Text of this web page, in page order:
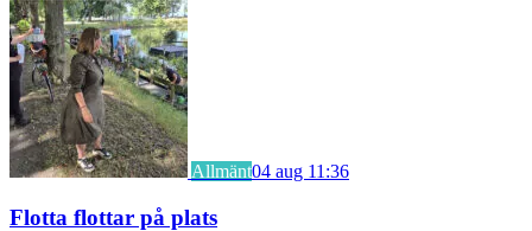
Allmänt04 aug 11:36
Flotta flottar på plats